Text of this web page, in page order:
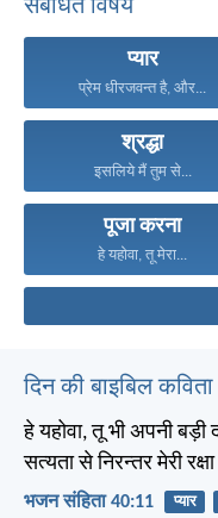
संबंधित विषय
प्यार
प्रेम धीरजवन्त है, और...
श्रद्धा
इसलिये मैं तुम से...
पूजा करना
हे यहोवा, तू मेरा...
दिन की बाइबिल कविता
हे यहोवा, तू भी अपनी
सत्यता से निरन्तर मेरी
भजन संहिता 40:11 प्यार